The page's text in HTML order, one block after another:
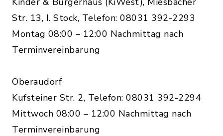
Str. 13, I. Stock, Telefon: 08031 392-2293
Montag 08:00 – 12:00 Nachmittag nach
Terminvereinbarung
Oberaudorf
Kufsteiner Str. 2, Telefon: 08031 392-2294
Mittwoch 08:00 – 12:00 Nachmittag nach
Terminvereinbarung